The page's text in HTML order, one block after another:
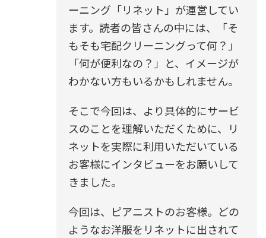
ーニング「リネット」が運営してい
ます。読者の皆さんの中には、「そ
もそも宅配クリーニングって何？」
「何が便利なの？」と、イメージが
わかない方もいるかもしれません。
そこで今回は、より具体的にサービ
スのことを理解いただくために、リ
ネットを実際に利用いただいている
お客様にインタビューをお願いして
きました。
今回は、ピアニストのお客様。どの
ようなお洋服をリネットに出されて